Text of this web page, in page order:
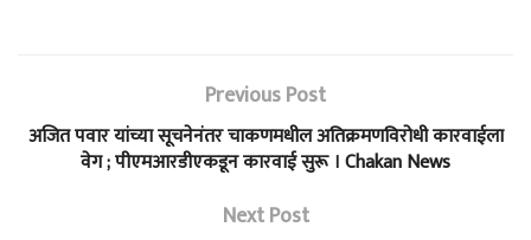
Previous Post
अजित पवार यांच्या सूचनेनंतर चाकणमधील अतिक्रमणविरोधी कारवाईला
वेग ; पीएमआरडीएकडून कारवाई सुरू । Chakan News
Next Post